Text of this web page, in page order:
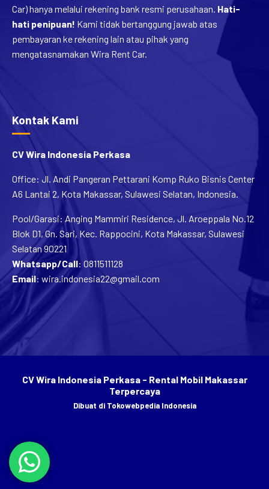
Car) hanya melalui rekening bank resmi perusahaan. Hati-
hati penipuan! Kami tidak bertanggung jawab atas
pembayaran ke rekening lain atau pihak yang
mengatasnamakan Wira Rent Car.
Kontak Kami
CV Wira Indonesia Perkasa
Office: Jl. Andi Pangeran Pettarani Komp Ruko Bisnis Center
A6 Lantai 2, Kota Makassar, Sulawesi Selatan, Indonesia.
Pool/Garasi: Anging Mammiri Residence, Jl. Aroeppala No.12
Blok D1, Gn. Sari, Kec. Rappocini, Kota Makassar, Sulawesi
Selatan 90221
Whatsapp/Call: 0811511128
Email: wira.indonesia22@gmail.com
CV Wira Indonesia Perkasa - Rental Mobil Makassar
Terpercaya
Dibuat di Tokowebpedia Indonesia